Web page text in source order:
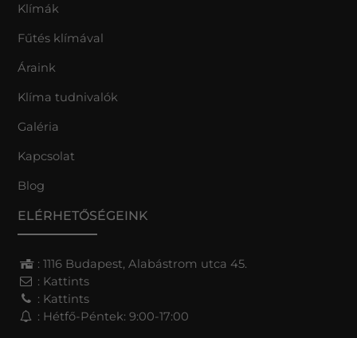
Klímák
Fűtés klímával
Áraink
Klíma tudnivalók
Galéria
Kapcsolat
Blog
ELÉRHETŐSÉGEINK
: 1116 Budapest, Alabástrom utca 45.
: Kattints
: Kattints
: Hétfő-Péntek: 9:00-17:00